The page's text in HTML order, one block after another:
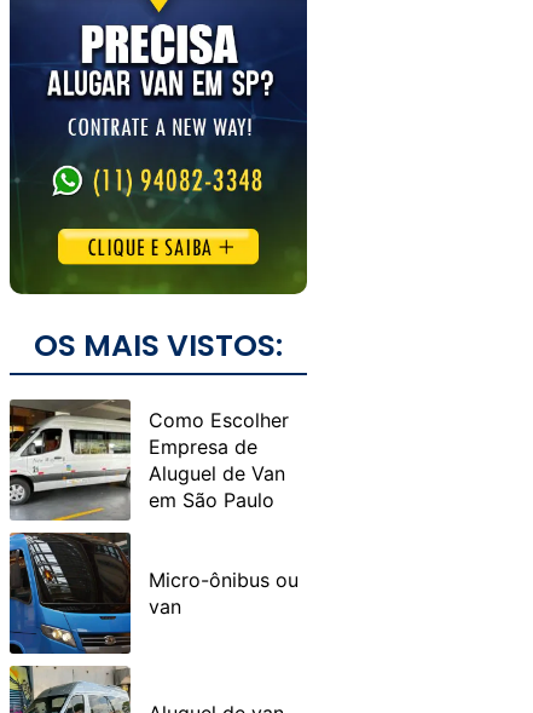
OS MAIS VISTOS:
Como Escolher
Empresa de
Aluguel de Van
em São Paulo
Micro-ônibus ou
van